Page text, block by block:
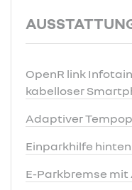
OpenR link
kabelloser
Adaptiver
Einparkhilfe hinten
E-Parkbremse